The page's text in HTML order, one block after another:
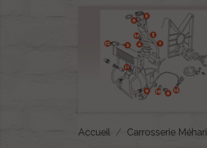
Accueil Carrosserie Méhari